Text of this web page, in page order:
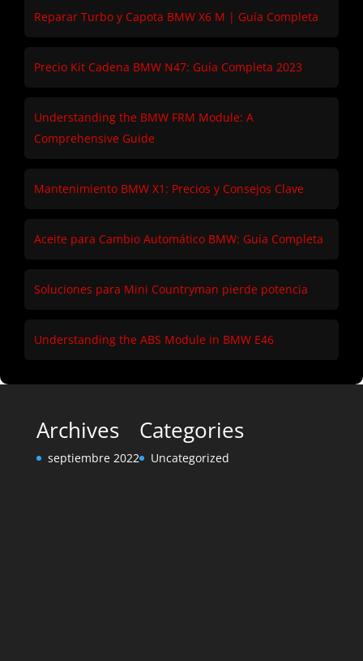
Reparar Turbo y Capota BMW X6 M | Guía Completa
Precio Kit Cadena BMW N47: Guía Completa 2023
Understanding the BMW FRM Module: A
Comprehensive Guide
Mantenimiento BMW X1: Precios y Consejos Clave
Aceite para Cambio Automático BMW: Guía Completa
Soluciones para Mini Countryman pierde potencia
Understanding the ABS Module in BMW E46
Archives
septiembre 2022
Categories
Uncategorized